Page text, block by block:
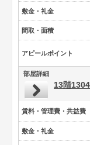
敷金・礼金
間取・面積
アピールポイント
部屋詳細
13階1304
賃料・管理費・共益費
敷金・礼金